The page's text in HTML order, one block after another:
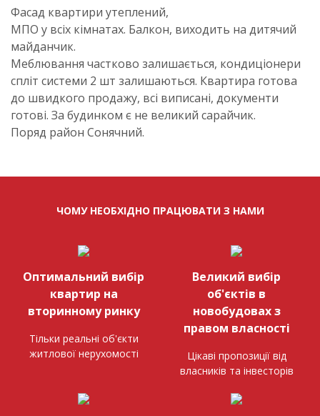
Фасад квартири утеплений,
МПО у всіх кімнатах. Балкон, виходить на дитячий
майданчик.
Меблювання частково залишається, кондиціонери
спліт системи 2 шт залишаються. Квартира готова
до швидкого продажу, всі виписані, документи
готові. За будинком є не великий сарайчик.
Поряд район Сонячний.
ЧОМУ НЕОБХІДНО ПРАЦЮВАТИ З НАМИ
Оптимальний вибір
квартир на
вторинному ринку
Тільки реальні об'єкти
житлової нерухомості
Великий вибір
об'єктів в
новобудовах з
правом власності
Цікаві пропозиції від
власників та інвесторів